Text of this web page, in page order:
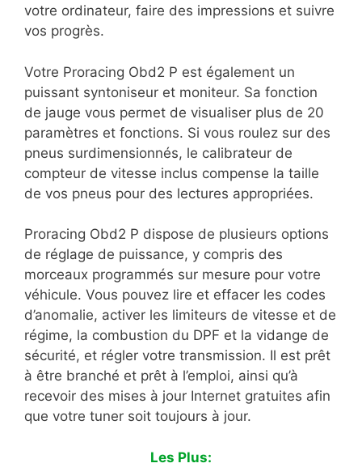
votre ordinateur, faire des impressions et suivre
vos progrès.
Votre Proracing Obd2 P est également un
puissant syntoniseur et moniteur. Sa fonction
de jauge vous permet de visualiser plus de 20
paramètres et fonctions. Si vous roulez sur des
pneus surdimensionnés, le calibrateur de
compteur de vitesse inclus compense la taille
de vos pneus pour des lectures appropriées.
Proracing Obd2 P dispose de plusieurs options
de réglage de puissance, y compris des
morceaux programmés sur mesure pour votre
véhicule. Vous pouvez lire et effacer les codes
d’anomalie, activer les limiteurs de vitesse et de
régime, la combustion du DPF et la vidange de
sécurité, et régler votre transmission. Il est prêt
à être branché et prêt à l’emploi, ainsi qu’à
recevoir des mises à jour Internet gratuites afin
que votre tuner soit toujours à jour.
Les Plus: